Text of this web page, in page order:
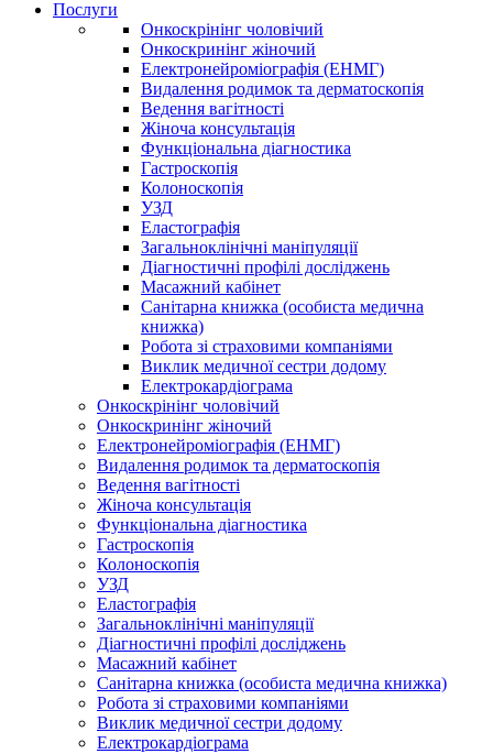
Послуги
Онкоскрінінг чоловічий
Онкоскринінг жіночий
Електронейроміографія (ЕНМГ)
Видалення родимок та дерматоскопія
Ведення вагітності
Жіноча консультація
Функціональна діагностика
Гастроскопія
Колоноскопія
УЗД
Еластографія
Загальноклінічні маніпуляції
Діагностичні профілі досліджень
Масажний кабінет
Санітарна книжка (особиста медична
книжка)
Робота зі страховими компаніями
Виклик медичної сестри додому
Електрокардіограма
Онкоскрінінг чоловічий
Онкоскринінг жіночий
Електронейроміографія (ЕНМГ)
Видалення родимок та дерматоскопія
Ведення вагітності
Жіноча консультація
Функціональна діагностика
Гастроскопія
Колоноскопія
УЗД
Еластографія
Загальноклінічні маніпуляції
Діагностичні профілі досліджень
Масажний кабінет
Санітарна книжка (особиста медична книжка)
Робота зі страховими компаніями
Виклик медичної сестри додому
Електрокардіограма